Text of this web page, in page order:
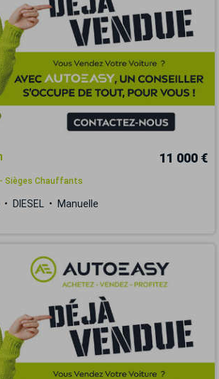
11 000 €
Sièges Chauffants
DIESEL Manuelle